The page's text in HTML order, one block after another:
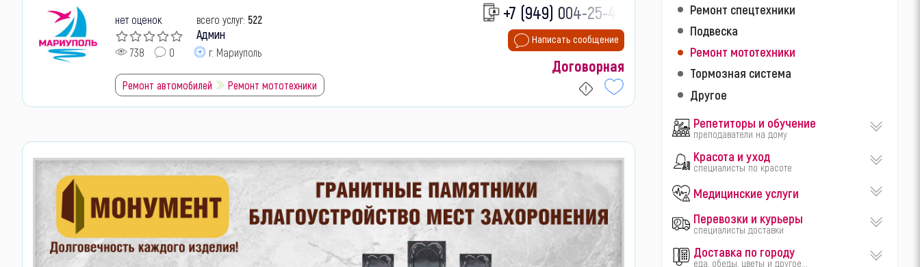
нет оценок всего услуг: 522
Админ
738 0 г. Мариуполь
+7 (949) 004-25-42
Написать сообщение
Договорная
Ремонт автомобилей Ремонт мототехники
Ремонт спецтехники
Подвеска
Ремонт мототехники
Тормозная система
Другое
Репетиторы и обучение
преподаватели на дому
Красота и уход
специалисты по красоте
Медицинские услуги
Перевозки и курьеры
специалисты доставки
Доставка по городу
еда, обеды, цветы и другое...